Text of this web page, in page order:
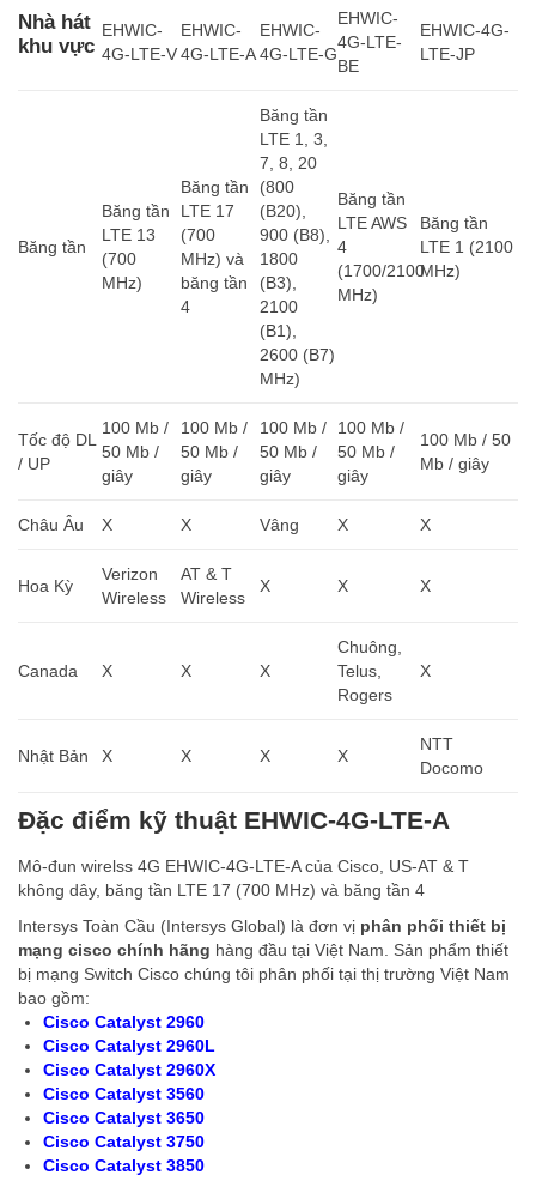
Nhà hát
khu vực
EHWIC-
4G-LTE-V
EHWIC-
4G-LTE-A
EHWIC-
4G-LTE-G
EHWIC-
4G-LTE-
BE
EHWIC-4G-
LTE-JP
Băng tần
Băng tần
LTE 13
(700
MHz)
Băng tần
LTE 17
(700
MHz) và
băng tần
4
Băng tần
LTE 1, 3,
7, 8, 20
(800
(B20),
900 (B8),
1800
(B3),
2100
(B1),
2600 (B7)
MHz)
Băng tần
LTE AWS
4
(1700/2100
MHz)
Băng tần
LTE 1 (2100
MHz)
Tốc độ DL
/ UP
100 Mb /
50 Mb /
giây
100 Mb /
50 Mb /
giây
100 Mb /
50 Mb /
giây
100 Mb /
50 Mb /
giây
100 Mb / 50
Mb / giây
Châu Âu X X Vâng X X
Hoa Kỳ
Verizon
Wireless
AT & T
Wireless
X X X
Canada X X X
Chuông,
Telus,
Rogers
X
Nhật Bản X X X X
NTT
Docomo
Đặc điểm kỹ thuật EHWIC-4G-LTE-A
Mô-đun wirelss 4G EHWIC-4G-LTE-A của Cisco, US-AT & T
không dây, băng tần LTE 17 (700 MHz) và băng tần 4
Intersys Toàn Cầu (Intersys Global) là đơn vị phân phối thiết bị
mạng cisco chính hãng hàng đầu tại Việt Nam. Sản phẩm thiết
bị mạng Switch Cisco chúng tôi phân phối tại thị trường Việt Nam
bao gồm:
Cisco Catalyst 2960
Cisco Catalyst 2960L
Cisco Catalyst 2960X
Cisco Catalyst 3560
Cisco Catalyst 3650
Cisco Catalyst 3750
Cisco Catalyst 3850